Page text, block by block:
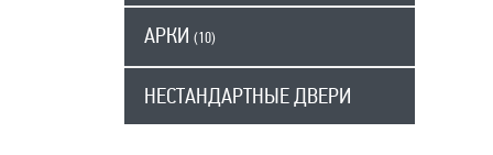
АРКИ (10)
НЕСТАНДАРТНЫЕ ДВЕРИ